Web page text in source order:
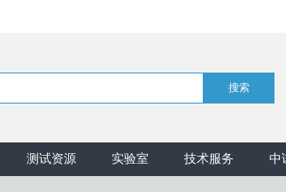
测试资源 实验室 技术服务 中